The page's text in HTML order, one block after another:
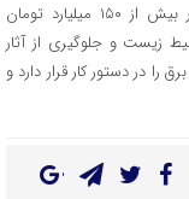
وی با بیان اینکه حذف قبوض کاغذی در سطح کشور بیش از ۱۵۰ میلیارد تومان
زیست و جلوگیری از آثار
را در دستور کار قرار دارد و